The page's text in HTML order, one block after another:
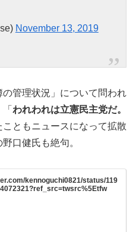
November 13, 2019
管理状況」について問われ
われわれは立憲民主党だ。
こともニュースになって拡散
口健氏も絶句。
kennoguchi0821/status/119